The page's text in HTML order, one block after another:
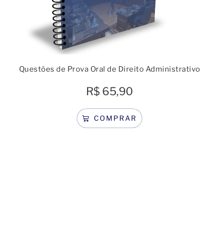
Questões de Prova Oral de Direito Administrativo
R$ 65,90
COMPRAR